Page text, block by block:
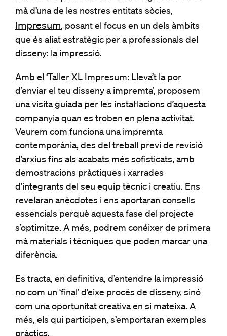
mà d’una de les nostres entitats sòcies,
Impresum, posant el focus en un dels àmbits
que és aliat estratègic per a professionals del
disseny: la impressió.
Amb el ‘Taller XL Impresum: Lleva’t la por
d’enviar el teu disseny a impremta’, proposem
una visita guiada per les instal·lacions d’aquesta
companyia quan es troben en plena activitat.
Veurem com funciona una impremta
contemporània, des del treball previ de revisió
d’arxius fins als acabats més sofisticats, amb
demostracions pràctiques i xarrades
d’integrants del seu equip tècnic i creatiu. Ens
revelaran anècdotes i ens aportaran consells
essencials perquè aquesta fase del projecte
s’optimitze. A més, podrem conéixer de primera
mà materials i tècniques que poden marcar una
diferència.
Es tracta, en definitiva, d’entendre la impressió
no com un ‘final’ d’eixe procés de disseny, sinó
com una oportunitat creativa en si mateixa. A
més, els qui participen, s’emportaran exemples
pràctics.